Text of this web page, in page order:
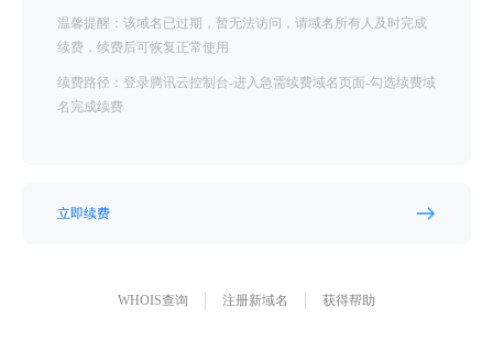
温馨提醒：该域名已过期，暂无法访问，请域名所有人及时完成
续费，续费后可恢复正常使用
续费路径：登录腾讯云控制台-进入急需续费域名页面-勾选续费域
名完成续费
立即续费
WHOIS查询 注册新域名 获得帮助